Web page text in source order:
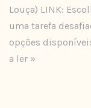
Louça) LINK:
uma tarefa
opções
a ler »